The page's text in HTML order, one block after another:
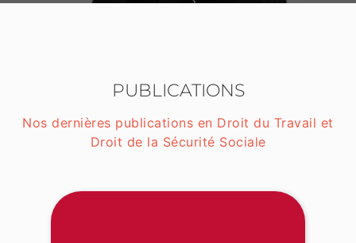
PUBLICATIONS
Nos dernières publications en Droit du Travail et
Droit de la Sécurité Sociale